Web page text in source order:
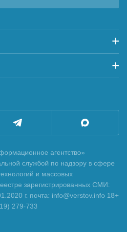
агентство»
службой по надзору в сфере
и массовых
зарегистрированных СМИ:
г. почта: info@verstov.info 18+
279-733